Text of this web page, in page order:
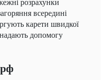
всередині
карети швидкої
допомогу